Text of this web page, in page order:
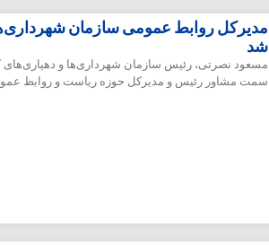
مدیرکل روابط عمومی سازمان
شد
مسعود نصرتی، رئیس سازمان شهرداری‌ها و
سمت مشاور رئیس و مدیرکل حوزه ریاست و روابط